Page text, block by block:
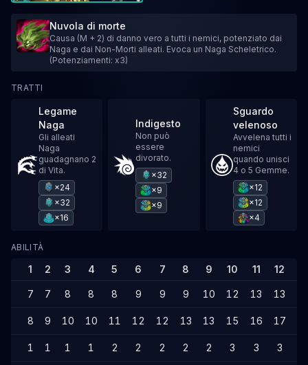
Nuvola di morte
Causa (M + 2) di danno vero a tutti i nemici, potenziato dai
Naga e dai Non-Morti alleati. Evoca un Naga Scheletrico.
(Potenziamenti: x3)
TRATTI
Legame
Naga
Gli alleati
Naga
guadagnano 2
di Vita.
×24
×32
×16
Indigesto
Non può
essere
divorato.
×32
×9
×9
Sguardo
velenoso
Avvelena tutti i
nemici
quando unisci
4 o 5 Gemme.
×12
×12
×4
ABILITÀ
1 2 3 4 5 6 7 8 9 10 11 12
7 7 8 8 8 9 9 9 10 12 13 13
8 9 10 10 11 12 12 13 13 15 16 17
1 1 1 1 2 2 2 2 2 3 3 3